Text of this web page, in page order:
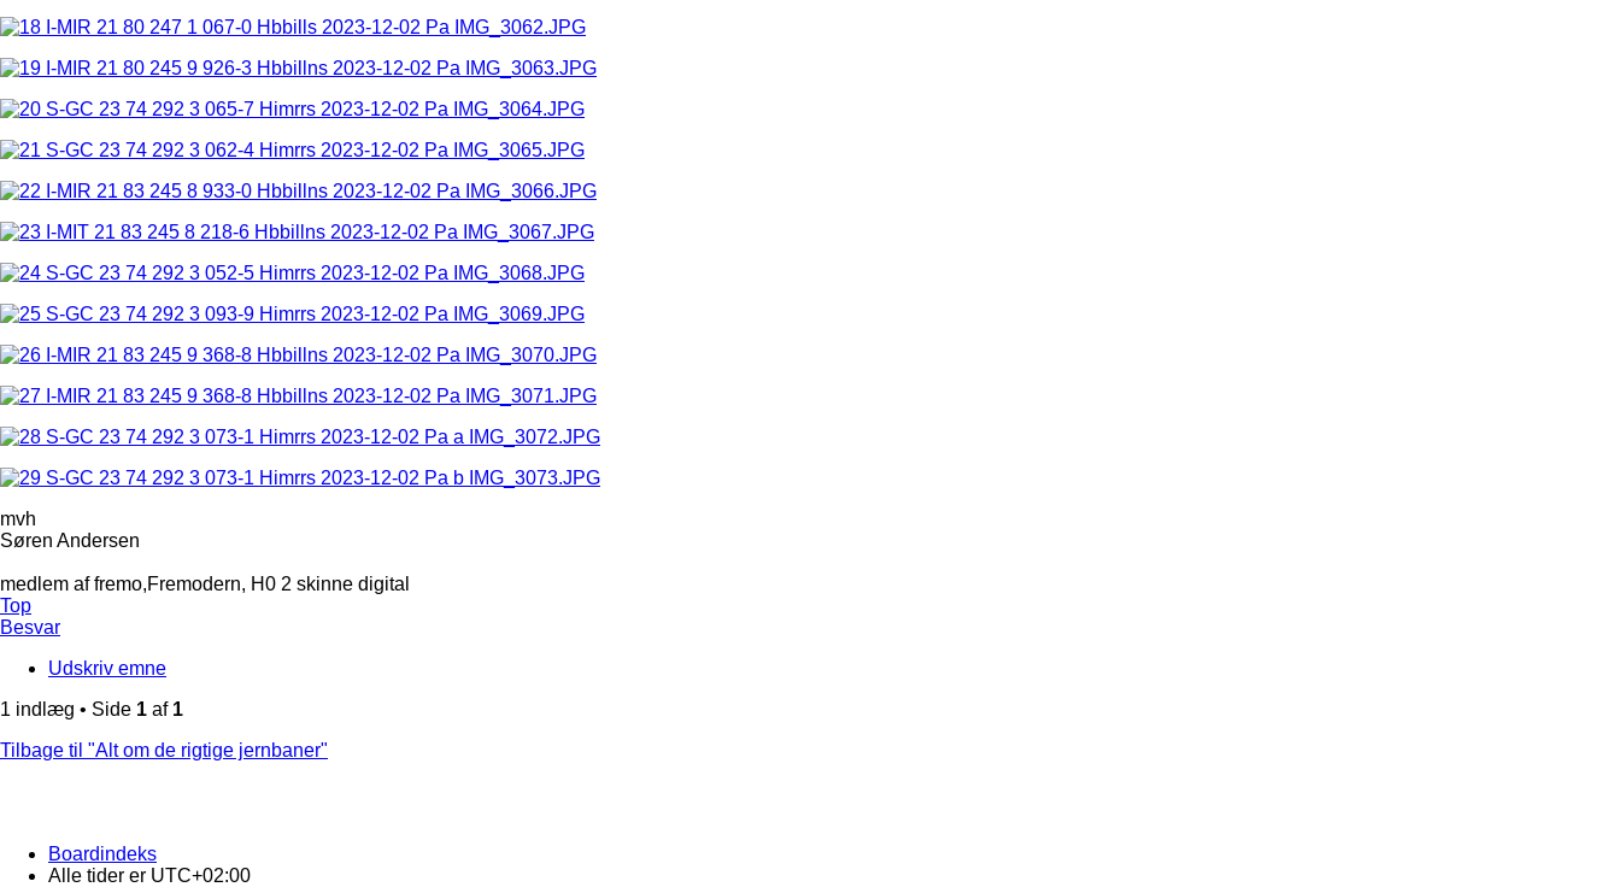
mvh
Søren Andersen
medlem af fremo,Fremodern, H0 2 skinne digital
Top
Besvar
Udskriv emne
1 indlæg • Side 1 af 1
Tilbage til "Alt om de rigtige jernbaner"
Boardindeks
Alle tider er UTC+02:00